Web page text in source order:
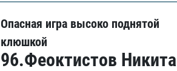
Опасная игра высоко поднятой
клюшкой
96.Феоктистов Никита